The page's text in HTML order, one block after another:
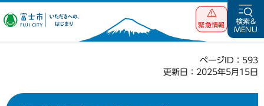
富士市 いただ
緊急情報
検索&
MENU
ページID：593
更新日：2025年5月15日